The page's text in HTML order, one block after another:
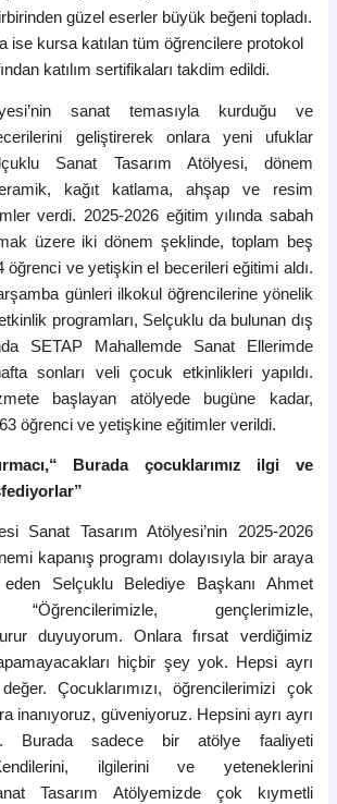
güzel eserler büyük beğeni topladı.
ise kursa katılan tüm öğrencilere protokol
katılım sertifikaları takdim edildi.
sanat temasıyla kurduğu ve
geliştirerek onlara yeni ufuklar
Sanat Tasarım Atölyesi, dönem
kağıt katlama, ahşap ve resim
verdi. 2025-2026 eğitim yılında sabah
üzere iki dönem şeklinde, toplam beş
öğrenci ve yetişkin el becerileri eğitimi aldı.
günleri ilkokul öğrencilerine yönelik
programları, Selçuklu da bulunan dış
SETAP Mahallemde Sanat Ellerimde
sonları veli çocuk etkinlikleri yapıldı.
başlayan atölyede bugüne kadar,
öğrenci ve yetişkine eğitimler verildi.
Burada çocuklarımız ilgi ve
Sanat Tasarım Atölyesi’nin 2025-2026
kapanış programı dolayısıyla bir araya
Selçuklu Belediye Başkanı Ahmet
“Öğrencilerimizle, gençlerimizle,
duyuyorum. Onlara fırsat verdiğimiz
hiçbir şey yok. Hepsi ayrı
Çocuklarımızı, öğrencilerimizi çok
inanıyoruz, güveniyoruz. Hepsini ayrı ayrı
Burada sadece bir atölye faaliyeti
ilgilerini ve yeteneklerini
Tasarım Atölyemizde çok kıymetli